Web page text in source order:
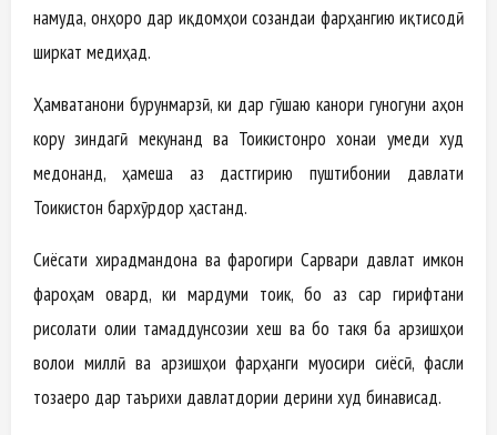
намуда, онҳоро дар иқдомҳои созандаи фарҳангию иқтисодӣ
ширкат медиҳад.
Ҳамватанони бурунмарзӣ, ки дар гӯшаю канори гуногуни ҷаҳон
кору зиндагӣ мекунанд ва Тоҷикистонро хонаи умеди худ
медонанд, ҳамеша аз дастгирию пуштибонии давлати
Тоҷикистон бархӯрдор ҳастанд.
Сиёсати хирадмандона ва фарогири Сарвари давлат имкон
фароҳам овард, ки мардуми тоҷик, бо аз сар гирифтани
рисолати олии тамаддунсозии хеш ва бо такя ба арзишҳои
волои миллӣ ва арзишҳои фарҳанги муосири сиёсӣ, фасли
тозаеро дар таърихи давлатдории дерини худ бинависад.